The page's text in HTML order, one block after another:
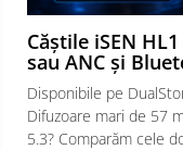
Căștile iSEN
sau ANC și
Disponibile pe
Difuzoare mari de 57
5.3? Comparăm cele